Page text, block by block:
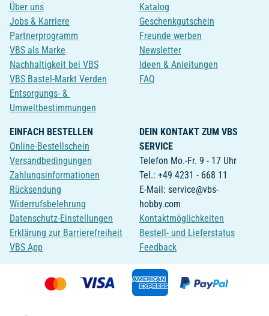
Über uns
Jobs & Karriere
Partnerprogramm
VBS als Marke
Nachhaltigkeit bei VBS
VBS Bastel-Markt Verden
Entsorgungs- &
Umweltbestimmungen
Katalog
Geschenkgutschein
Freunde werben
Newsletter
Ideen & Anleitungen
FAQ
EINFACH BESTELLEN
Online-Bestellschein
Versandbedingungen
Zahlungsinformationen
Rücksendung
Widerrufsbelehrung
Datenschutz-Einstellungen
Erklärung zur Barrierefreiheit
VBS App
DEIN KONTAKT ZUM VBS
SERVICE
Telefon Mo.-Fr. 9 - 17 Uhr
Tel.: +49 4231 - 668 11
E-Mail: service@vbs-
hobby.com
Kontaktmöglichkeiten
Bestell- und Lieferstatus
Feedback